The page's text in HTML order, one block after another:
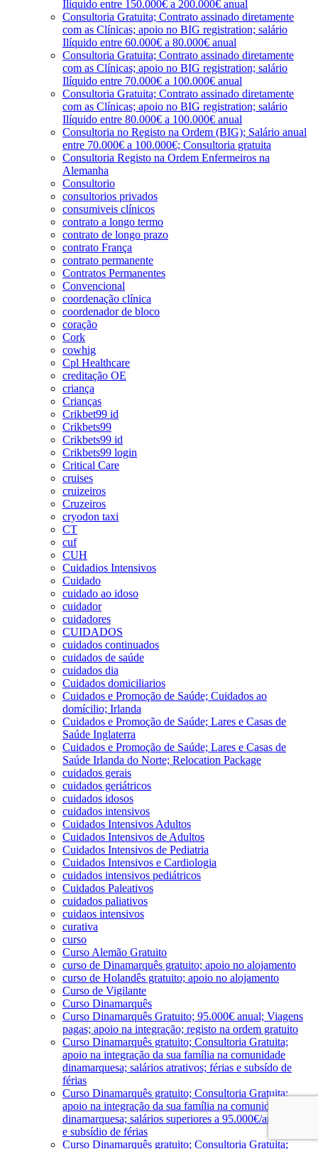
Ilíquido entre 150.000€ a 200.000€ anual
Consultoria Gratuita; Contrato assinado diretamente
com as Clínicas; apoio no BIG registration; salário
Ilíquido entre 60.000€ a 80.000€ anual
Consultoria Gratuita; Contrato assinado diretamente
com as Clínicas; apoio no BIG registration; salário
Ilíquido entre 70.000€ a 100.000€ anual
Consultoria Gratuita; Contrato assinado diretamente
com as Clínicas; apoio no BIG registration; salário
Ilíquido entre 80.000€ a 100.000€ anual
Consultoria no Registo na Ordem (BIG); Salário anual
entre 70.000€ a 100.000€; Consultoria gratuita
Consultoria Registo na Ordem Enfermeiros na
Alemanha
Consultorio
consultorios privados
consumiveis clínicos
contrato a longo termo
contrato de longo prazo
contrato França
contrato permanente
Contratos Permanentes
Convencional
coordenação clínica
coordenador de bloco
coração
Cork
cowhig
Cpl Healthcare
creditação OE
criança
Crianças
Crikbet99 id
Crikbets99
Crikbets99 id
Crikbets99 login
Critical Care
cruises
cruizeiros
Cruzeiros
cryodon taxi
CT
cuf
CUH
Cuidadios Intensivos
Cuidado
cuidado ao idoso
cuidador
cuidadores
CUIDADOS
cuidados continuados
cuidados de saúde
cuidados dia
Cuidados domiciliarios
Cuidados e Promoção de Saúde; Cuidados ao
domícilio; Irlanda
Cuidados e Promoção de Saúde; Lares e Casas de
Saúde Inglaterra
Cuidados e Promoção de Saúde; Lares e Casas de
Saúde Irlanda do Norte; Relocation Package
cuidados gerais
cuidados geriátricos
cuidados idosos
cuidados intensivos
Cuidados Intensivos Adultos
Cuidados Intensivos de Adultos
Cuidados Intensivos de Pediatria
Cuidados Intensivos e Cardiologia
cuidados intensivos pediátricos
Cuidados Paleativos
cuidados paliativos
cuidaos intensivos
curativa
curso
Curso Alemão Gratuito
curso de Dinamarquês gratuito; apoio no alojamento
curso de Holandês gratuito; apoio no alojamento
Curso de Vigilante
Curso Dinamarquês
Curso Dinamarquês Gratuito; 95.000€ anual; Viagens
pagas; apoio na integração; registo na ordem gratuito
Curso Dinamarquês gratuito; Consultoria Gratuita;
apoio na integração da sua família na comunidade
dinamarquesa; salários atrativos; férias e subsído de
férias
Curso Dinamarquês gratuito; Consultoria Gratuita;
apoio na integração da sua família na comunidade
dinamarquesa; salários superiores a 95.000€/ano; férias
e subsídio de férias
Curso Dinamarquês gratuito; Consultoria Gratuita;